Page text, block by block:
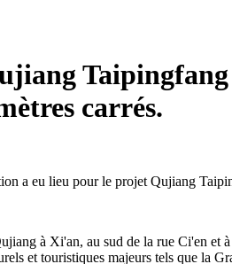
Taipingfang
carrés.
a eu lieu pour le projet Qujiang
à Xi'an, au sud de la rue Ci'en et
et touristiques majeurs tels que la